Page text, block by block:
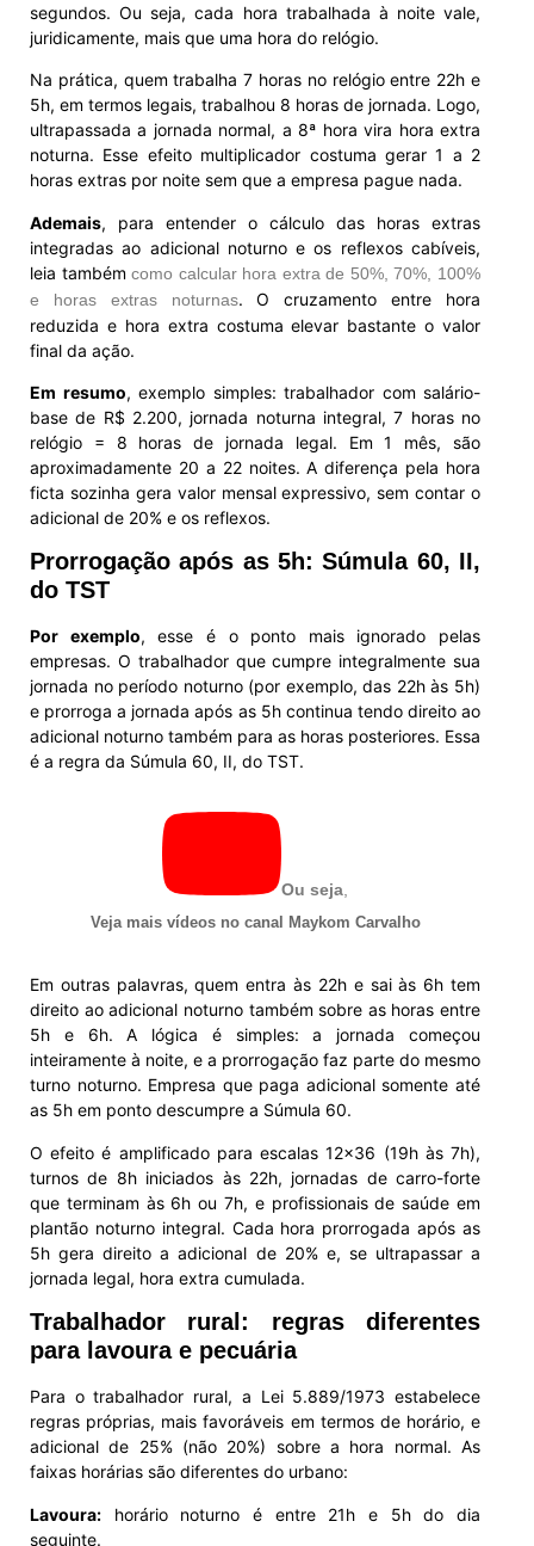
segundos. Ou seja, cada hora trabalhada à noite vale,
juridicamente, mais que uma hora do relógio.
Na prática, quem trabalha 7 horas no relógio entre 22h e
5h, em termos legais, trabalhou 8 horas de jornada. Logo,
ultrapassada a jornada normal, a 8ª hora vira hora extra
noturna. Esse efeito multiplicador costuma gerar 1 a 2
horas extras por noite sem que a empresa pague nada.
Ademais, para entender o cálculo das horas extras
integradas ao adicional noturno e os reflexos cabíveis,
leia tambémcomo calcular hora extra de 50%, 70%, 100%
e horas extras noturnas. O cruzamento entre hora
reduzida e hora extra costuma elevar bastante o valor
final da ação.
Em resumo, exemplo simples: trabalhador com salário-
base de R$ 2.200, jornada noturna integral, 7 horas no
relógio = 8 horas de jornada legal. Em 1 mês, são
aproximadamente 20 a 22 noites. A diferença pela hora
ficta sozinha gera valor mensal expressivo, sem contar o
adicional de 20% e os reflexos.
Prorrogação após as 5h: Súmula 60, II,
do TST
Por exemplo, esse é o ponto mais ignorado pelas
empresas. O trabalhador que cumpre integralmente sua
jornada no período noturno (por exemplo, das 22h às 5h)
e prorroga a jornada após as 5h continua tendo direito ao
adicional noturno também para as horas posteriores. Essa
é a regra da Súmula 60, II, do TST.
Ou seja,
Veja mais vídeos no canal Maykom Carvalho
Em outras palavras, quem entra às 22h e sai às 6h tem
direito ao adicional noturno também sobre as horas entre
5h e 6h. A lógica é simples: a jornada começou
inteiramente à noite, e a prorrogação faz parte do mesmo
turno noturno. Empresa que paga adicional somente até
as 5h em ponto descumpre a Súmula 60.
O efeito é amplificado para escalas 12×36 (19h às 7h),
turnos de 8h iniciados às 22h, jornadas de carro-forte
que terminam às 6h ou 7h, e profissionais de saúde em
plantão noturno integral. Cada hora prorrogada após as
5h gera direito a adicional de 20% e, se ultrapassar a
jornada legal, hora extra cumulada.
Trabalhador rural: regras diferentes
para lavoura e pecuária
Para o trabalhador rural, a Lei 5.889/1973 estabelece
regras próprias, mais favoráveis em termos de horário, e
adicional de 25% (não 20%) sobre a hora normal. As
faixas horárias são diferentes do urbano:
Lavoura: horário noturno é entre 21h e 5h do dia
seguinte.